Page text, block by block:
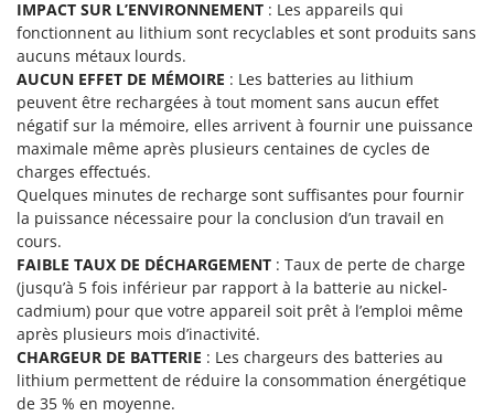
OMA
Omas
Ompagrill
Ooni
Oriental Koshin
Outdoorchef
P
Palazzetti
Palumbo Pavi
Partisani
Paterlini
Philips
IMPACT SUR L’ENVIRONNEMENT : Les appareils qui
fonctionnent au lithium sont recyclables et sont produits sans
aucuns métaux lourds.
AUCUN EFFET DE MÉMOIRE : Les batteries au lithium
peuvent être rechargées à tout moment sans aucun effet
négatif sur la mémoire, elles arrivent à fournir une puissance
maximale même après plusieurs centaines de cycles de
charges effectués.
Quelques minutes de recharge sont suffisantes pour fournir
la puissance nécessaire pour la conclusion d’un travail en
cours.
FAIBLE TAUX DE DÉCHARGEMENT : Taux de perte de charge
(jusqu’à 5 fois inférieur par rapport à la batterie au nickel-
cadmium) pour que votre appareil soit prêt à l’emploi même
après plusieurs mois d’inactivité.
CHARGEUR DE BATTERIE : Les chargeurs des batteries au
lithium permettent de réduire la consommation énergétique
de 35 % en moyenne.